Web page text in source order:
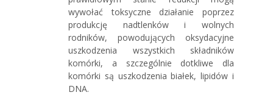
wywołać toksyczne działanie poprzez
produkcję nadtlenków i wolnych
rodników, powodujących oksydacyjne
uszkodzenia wszystkich składników
komórki, a szczególnie dotkliwe dla
komórki są uszkodzenia białek, lipidów i
DNA.